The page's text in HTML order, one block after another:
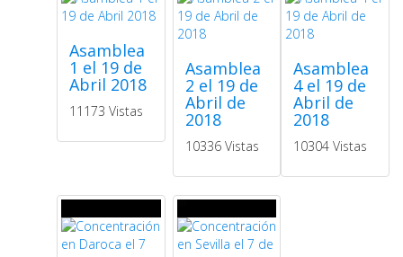
Asamblea
1 el 19 de
Abril 2018
11173 Vistas
Asamblea
2 el 19 de
Abril de
2018
10336 Vistas
Asamblea
4 el 19 de
Abril de
2018
10304 Vistas